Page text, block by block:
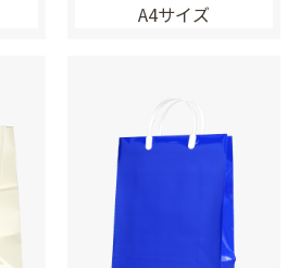
A4サイズ